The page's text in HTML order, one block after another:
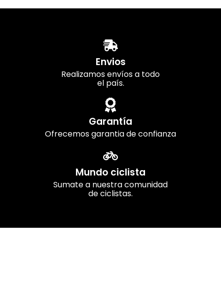
Envios
Realizamos envíos a todo
el país.
Garantía
Ofrecemos garantia de confianza
Mundo ciclista
Sumate a nuestra comunidad
de ciclistas.